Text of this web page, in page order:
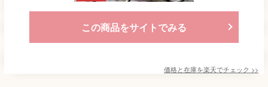
この商品をサイトでみる
価格と在庫を楽天でチェック >>